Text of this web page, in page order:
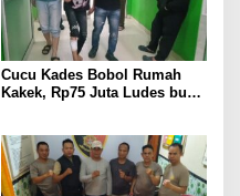
Cucu Kades Bobol Rumah
Kakek, Rp75 Juta Ludes buat